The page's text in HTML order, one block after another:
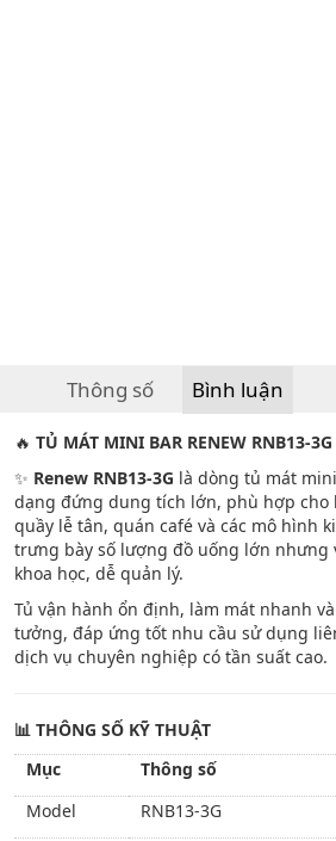
Thông số Bình luận
🔥 TỦ MÁT MINI BAR RENEW RNB13-3G
✨ Renew RNB13-3G là dòng tủ mát
dạng đứng dung tích lớn, phù hợp cho
quầy lễ tân, quán café và các mô hình
trưng bày số lượng đồ uống lớn nhưng
khoa học, dễ quản lý.
Tủ vận hành ổn định, làm mát nhanh
tưởng, đáp ứng tốt nhu cầu sử dụng
dịch vụ chuyên nghiệp có tần suất cao.
📊 THÔNG SỐ KỸ THUẬT
Mục
Thông số
Model
RNB13-3G